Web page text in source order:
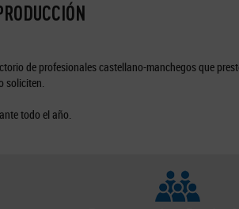
de profesionales castellano-manchegos que
soliciten.
todo el año.